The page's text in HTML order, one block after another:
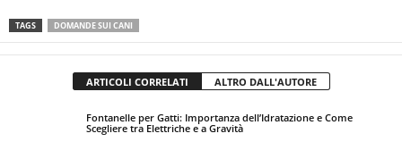
TAGS DOMANDE SUI CANI
ARTICOLI CORRELATI ALTRO DALL'AUTORE
Fontanelle per Gatti: Importanza dell’Idratazione e Come
Scegliere tra Elettriche e a Gravità